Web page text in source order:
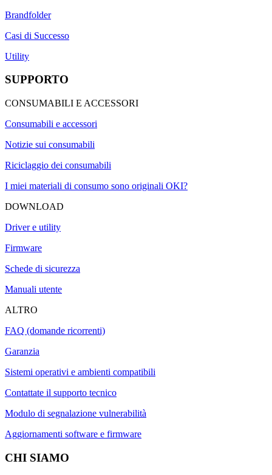
Brandfolder
Casi di Successo
Utility
SUPPORTO
CONSUMABILI E ACCESSORI
Consumabili e accessori
Notizie sui consumabili
Riciclaggio dei consumabili
I miei materiali di consumo sono originali OKI?
DOWNLOAD
Driver e utility
Firmware
Schede di sicurezza
Manuali utente
ALTRO
FAQ (domande ricorrenti)
Garanzia
Sistemi operativi e ambienti compatibili
Contattate il supporto tecnico
Modulo di segnalazione vulnerabilità
Aggiornamenti software e firmware
CHI SIAMO